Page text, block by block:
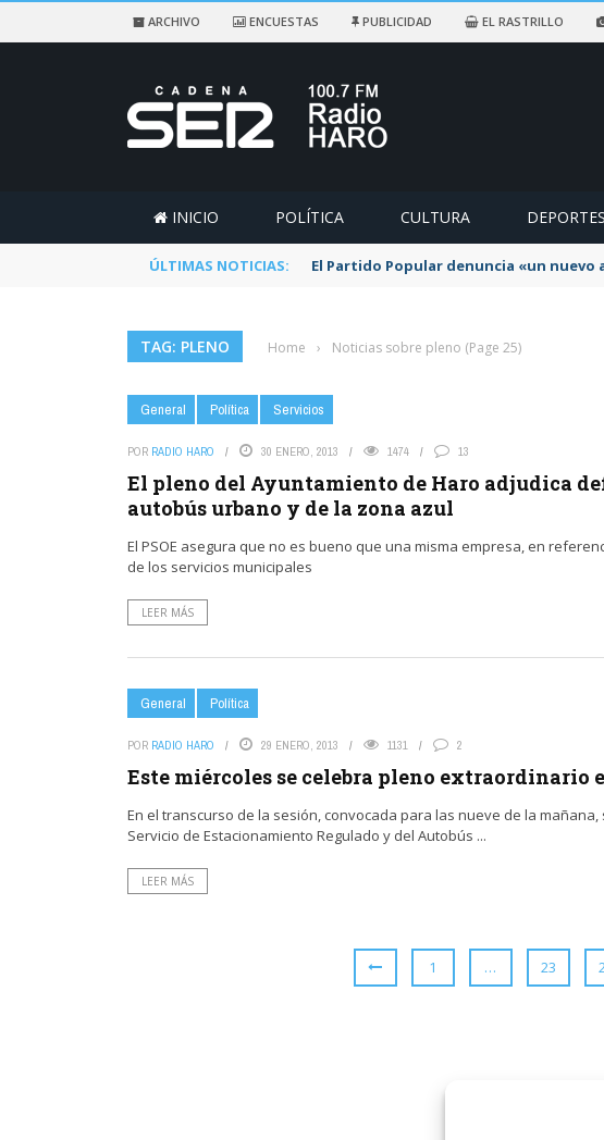
ARCHIVO ENCUESTAS PUBLICIDAD EL RASTRILLO
INICIO POLÍTICA CULTURA DEPORTES
ÚLTIMAS NOTICIAS: El Partido Popular denuncia «un nuevo
TAG: PLENO Home › Noticias sobre pleno (Page 25)
General Política Servicios
POR RADIO HARO 30 ENERO, 2013 1474 13
El pleno del Ayuntamiento de Haro adjudica
autobús urbano y de la zona azul
El PSOE asegura que no es bueno que una misma empresa, en
de los servicios municipales
LEER MÁS
General Política
POR RADIO HARO 29 ENERO, 2013 1131 2
Este miércoles se celebra pleno extraordinario
En el transcurso de la sesión, convocada para las nueve de la
Servicio de Estacionamiento Regulado y del Autobús ...
LEER MÁS
1 … 23